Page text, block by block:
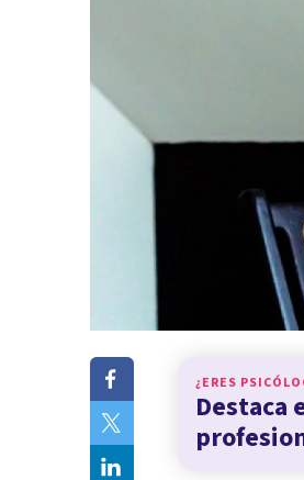
¿ERES
Destaca